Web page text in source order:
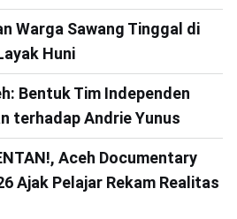
Warga Sawang Tinggal di
Huni
Bentuk Tim Independen
terhadap Andrie Yunus
Aceh Documentary
Ajak Pelajar Rekam Realitas